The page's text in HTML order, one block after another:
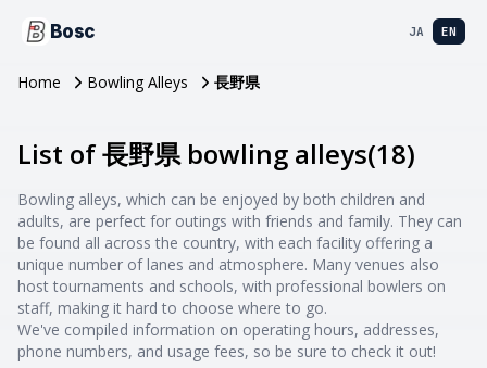
Bosc JA EN
Home Bowling Alleys 長野県
List of 長野県 bowling alleys(18)
Bowling alleys, which can be enjoyed by both children and
adults, are perfect for outings with friends and family. They can
be found all across the country, with each facility offering a
unique number of lanes and atmosphere. Many venues also
host tournaments and schools, with professional bowlers on
staff, making it hard to choose where to go.
We've compiled information on operating hours, addresses,
phone numbers, and usage fees, so be sure to check it out!